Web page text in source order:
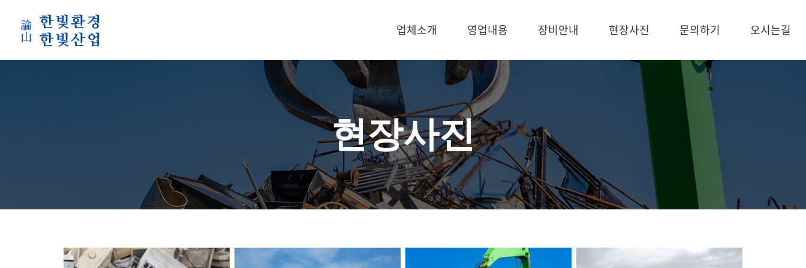
업체소개 영업내용 장비안내 현장사진 문의하기 오시는길
현장사진